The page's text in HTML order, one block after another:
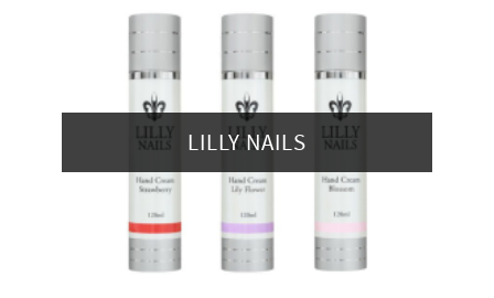
LILLY NAILS